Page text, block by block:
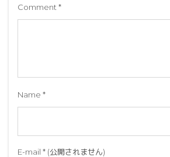
Comment *
Name *
E-mail * (公開されません)